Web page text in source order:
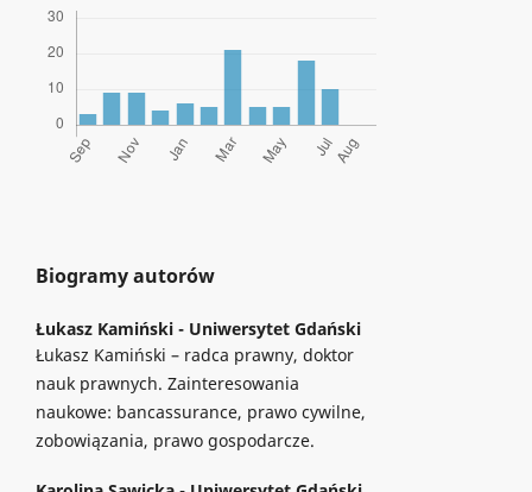
Biogramy autorów
Łukasz Kamiński - Uniwersytet Gdański
Łukasz Kamiński – radca prawny, doktor
nauk prawnych. Zainteresowania
naukowe: bancassurance, prawo cywilne,
zobowiązania, prawo gospodarcze.